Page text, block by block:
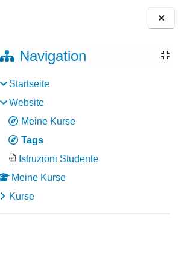
Blöcke
Navigation
Startseite
Website
Meine Kurse
Tags
Istruzioni Studente
Meine Kurse
Kurse